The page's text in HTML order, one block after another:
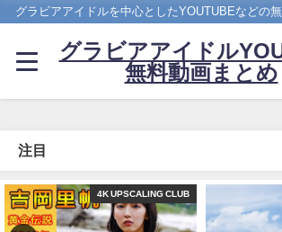
グラビアアイドルを中心としたYOUTUBEなどの
グラビアアイドル
無料動画まとめ
注目
まるぴ